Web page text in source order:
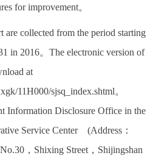
العربية PORTUGUÊS
回到顶部
for improvement。
collected from the period starting
in 2016。The electronic version of
at
11H000/sjsq_index.shtml。
Information Disclosure Office in the
Service Center (Address：
，Shixing Street，Shijingshan